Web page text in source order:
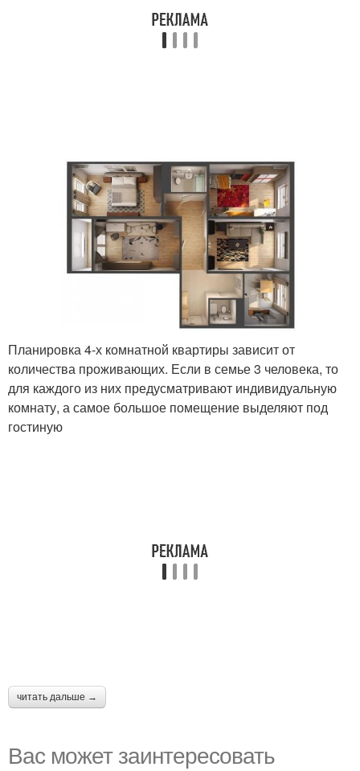
Планировка 4-х комнатной квартиры зависит от
количества проживающих. Если в семье 3 человека, то
для каждого из них предусматривают индивидуальную
комнату, а самое большое помещение выделяют под
гостиную
читать дальше →
Вас может заинтересовать